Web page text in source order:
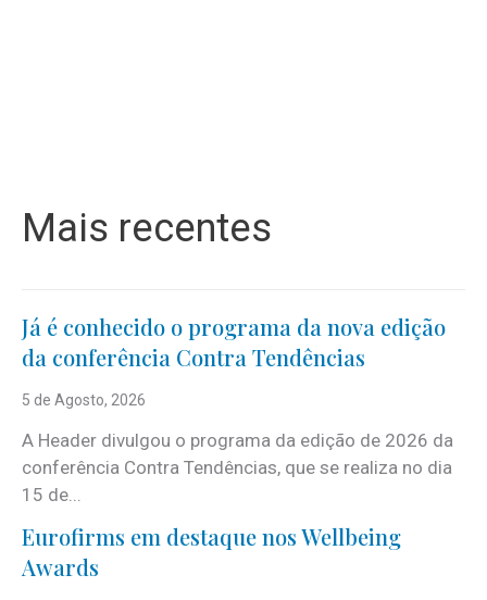
Mais recentes
Já é conhecido o programa da nova edição
da conferência Contra Tendências
5 de Agosto, 2026
A Header divulgou o programa da edição de 2026 da
conferência Contra Tendências, que se realiza no dia
15 de...
Eurofirms em destaque nos Wellbeing
Awards